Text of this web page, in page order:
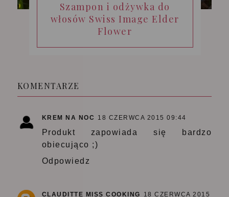
Szampon i odżywka do
włosów Swiss Image Elder
Flower
KOMENTARZE
KREM NA NOC 18 CZERWCA 2015 09:44
Produkt zapowiada się bardzo
obiecująco ;)
Odpowiedz
CLAUDITTE MISS COOKING
18 CZERWCA 2015